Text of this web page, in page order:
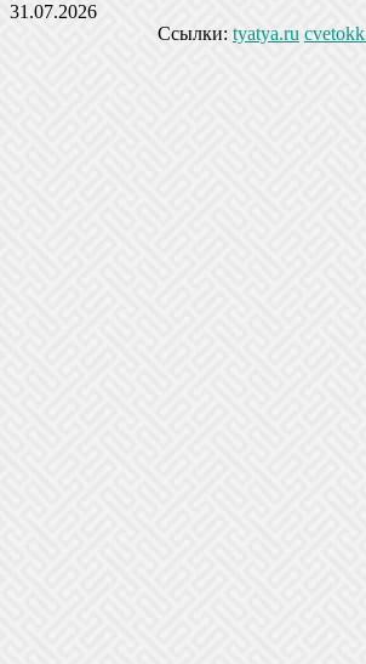
31.07.2026
Ссылки: tyatya.ru